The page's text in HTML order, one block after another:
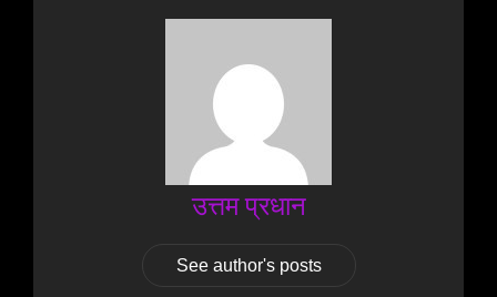
उत्तम प्रधान
See author's posts